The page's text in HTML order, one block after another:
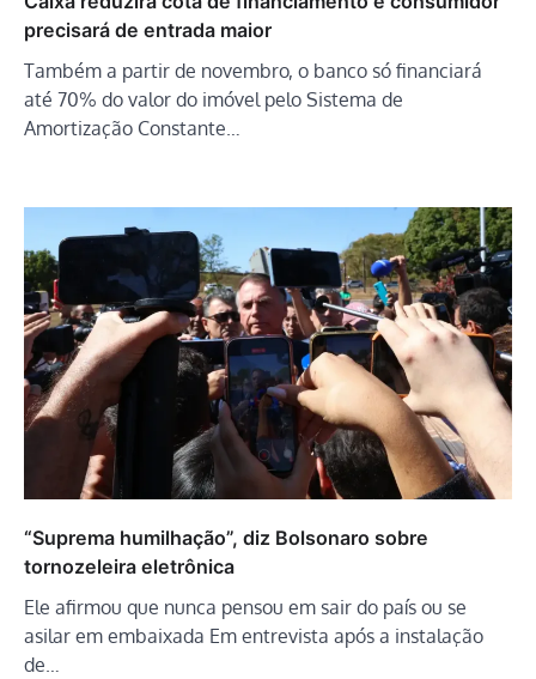
precisará de entrada maior
Também a partir de novembro, o banco só financiará
até 70% do valor do imóvel pelo Sistema de
Amortização Constante…
“Suprema humilhação”, diz Bolsonaro sobre
tornozeleira eletrônica
Ele afirmou que nunca pensou em sair do país ou se
asilar em embaixada Em entrevista após a instalação
de…